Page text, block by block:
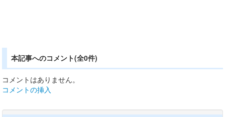
本記事へのコメント(全0件)
コメントはありません。
コメントの挿入